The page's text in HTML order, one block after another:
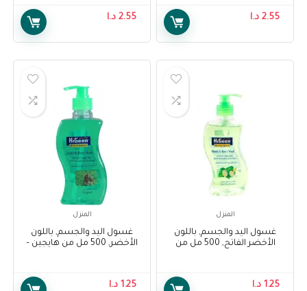
2.55 د.ا 2.55 د.ا
المنزل
غسول اليد والجسم, باللون
الأخضر الفاتح, 500 مل من
1.25 د.ا
المنزل
غسول اليد والجسم, باللون
الأخضر, 500 مل من هايجين –
1.25 د.ا